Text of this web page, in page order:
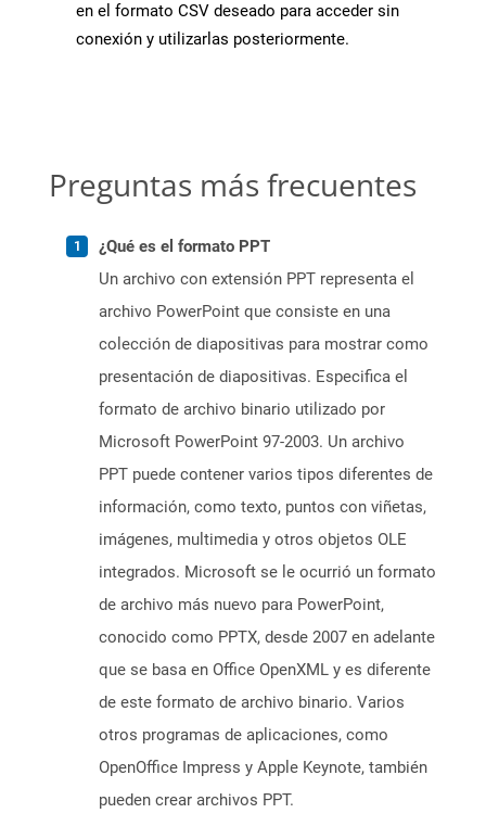
en el formato CSV deseado para acceder sin
conexión y utilizarlas posteriormente.
Preguntas más frecuentes
¿Qué es el formato PPT
Un archivo con extensión PPT representa el
archivo PowerPoint que consiste en una
colección de diapositivas para mostrar como
presentación de diapositivas. Especifica el
formato de archivo binario utilizado por
Microsoft PowerPoint 97-2003. Un archivo
PPT puede contener varios tipos diferentes de
información, como texto, puntos con viñetas,
imágenes, multimedia y otros objetos OLE
integrados. Microsoft se le ocurrió un formato
de archivo más nuevo para PowerPoint,
conocido como PPTX, desde 2007 en adelante
que se basa en Office OpenXML y es diferente
de este formato de archivo binario. Varios
otros programas de aplicaciones, como
OpenOffice Impress y Apple Keynote, también
pueden crear archivos PPT.